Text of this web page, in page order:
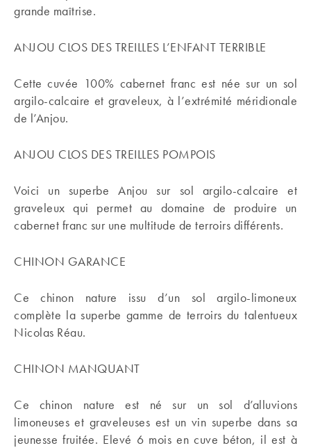
grande maîtrise.
ANJOU CLOS DES TREILLES L’ENFANT TERRIBLE
Cette cuvée 100% cabernet franc est née sur un sol
argilo-calcaire et graveleux, à l’extrémité méridionale
de l’Anjou.
ANJOU CLOS DES TREILLES POMPOIS
Voici un superbe Anjou sur sol argilo-calcaire et
graveleux qui permet au domaine de produire un
cabernet franc sur une multitude de terroirs différents.
CHINON GARANCE
Ce chinon nature issu d’un sol argilo-limoneux
complète la superbe gamme de terroirs du talentueux
Nicolas Réau.
CHINON MANQUANT
Ce chinon nature est né sur un sol d’alluvions
limoneuses et graveleuses est un vin superbe dans sa
jeunesse fruitée. Elevé 6 mois en cuve béton, il est à